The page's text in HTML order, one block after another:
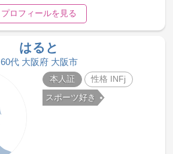
プロフィールを見る
はると
60代 大阪府 大阪市
本人証 性格 INFj
スポーツ好き